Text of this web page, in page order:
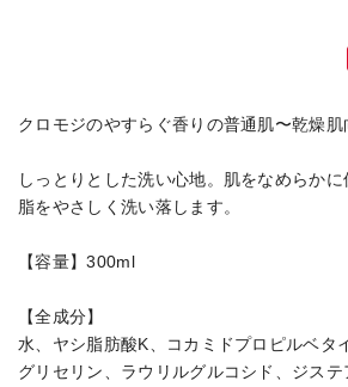
クロモジのやすらぐ香りの普通肌〜乾燥
しっとりとした洗い心地。肌をなめらか
脂をやさしく洗い落します。
【容量】300ml
【全成分】
水、ヤシ脂肪酸K、コカミドプロピルベタ
グリセリン、ラウリルグルコシド、ジステ